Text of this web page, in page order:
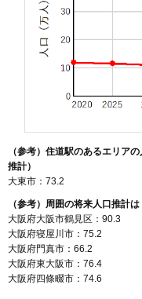
（参考）住道駅のあるエリア
推計）
大東市：73.2
（参考）周囲の将来人口推計
大阪府大阪市鶴見区：90.3
大阪府寝屋川市：75.2
大阪府門真市：66.2
大阪府東大阪市：76.4
大阪府四條畷市：74.6